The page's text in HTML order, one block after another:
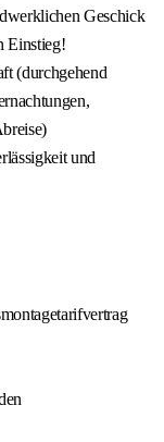
Geschick
Einstieg!
(durchgehend
und